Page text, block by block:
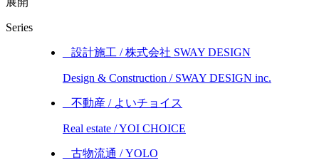
Series
_ 設計施工 / 株式会社 SWAY DESIGN
Design & Construction / SWAY DESIGN inc.
_ 不動産 / よいチョイス
Real estate / YOI CHOICE
_ 古物流通 / YOLO